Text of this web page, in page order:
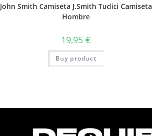
John Smith Camiseta J.Smith Tudici Camiseta
Hombre
19,95€
Buy product